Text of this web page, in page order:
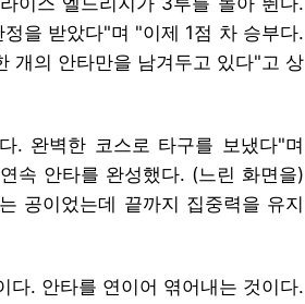
을 받았다"며 "이제 1점 차 승부다.
개의 안타만을 남겨두고 있다"고 상
. 완벽한 코스로 타구를 보냈다"며
속 안타를 완성했다. (느린 화면을)
공이었는데 끝까지 집중력을 유지
다. 안타를 연이어 엮어내는 것이다.